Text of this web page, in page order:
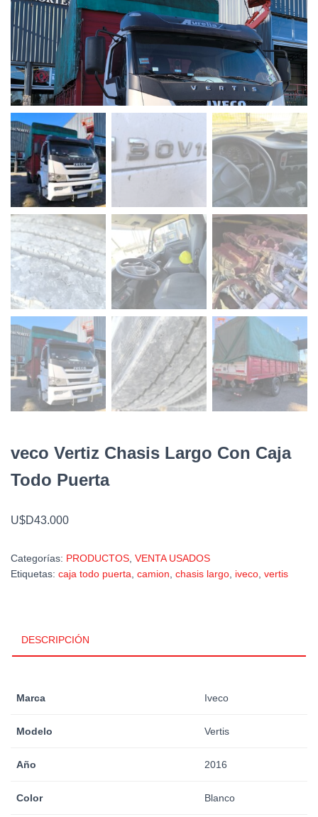
veco Vertiz Chasis Largo Con Caja
Todo Puerta
U$D43.000
Categorías: PRODUCTOS VENTA USADOS
Etiquetas: caja todo puerta camion chasis largo iveco vertis
DESCRIPCIÓN
Marca Iveco
Modelo Vertis
Año 2016
Color Blanco